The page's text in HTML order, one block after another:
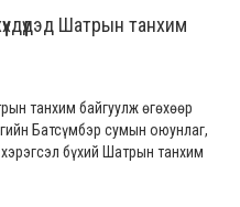
Шатрын танхим
танхим байгуулж өгөхөөр
Батсүмбэр сумын оюунлаг,
бүхий Шатрын танхим